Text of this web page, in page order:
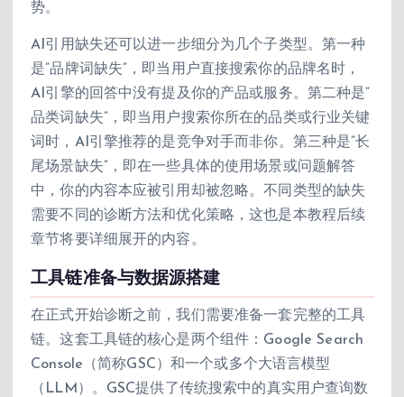
势。
AI引用缺失还可以进一步细分为几个子类型。第一种
是”品牌词缺失”，即当用户直接搜索你的品牌名时，
AI引擎的回答中没有提及你的产品或服务。第二种是”
品类词缺失”，即当用户搜索你所在的品类或行业关键
词时，AI引擎推荐的是竞争对手而非你。第三种是”长
尾场景缺失”，即在一些具体的使用场景或问题解答
中，你的内容本应被引用却被忽略。不同类型的缺失
需要不同的诊断方法和优化策略，这也是本教程后续
章节将要详细展开的内容。
工具链准备与数据源搭建
在正式开始诊断之前，我们需要准备一套完整的工具
链。这套工具链的核心是两个组件：Google Search
Console（简称GSC）和一个或多个大语言模型
（LLM）。GSC提供了传统搜索中的真实用户查询数